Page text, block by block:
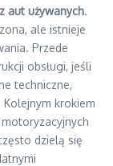
aut używanych.
ale istnieje
Przede
obsługi, jeśli
techniczne,
krokiem
dzielą się